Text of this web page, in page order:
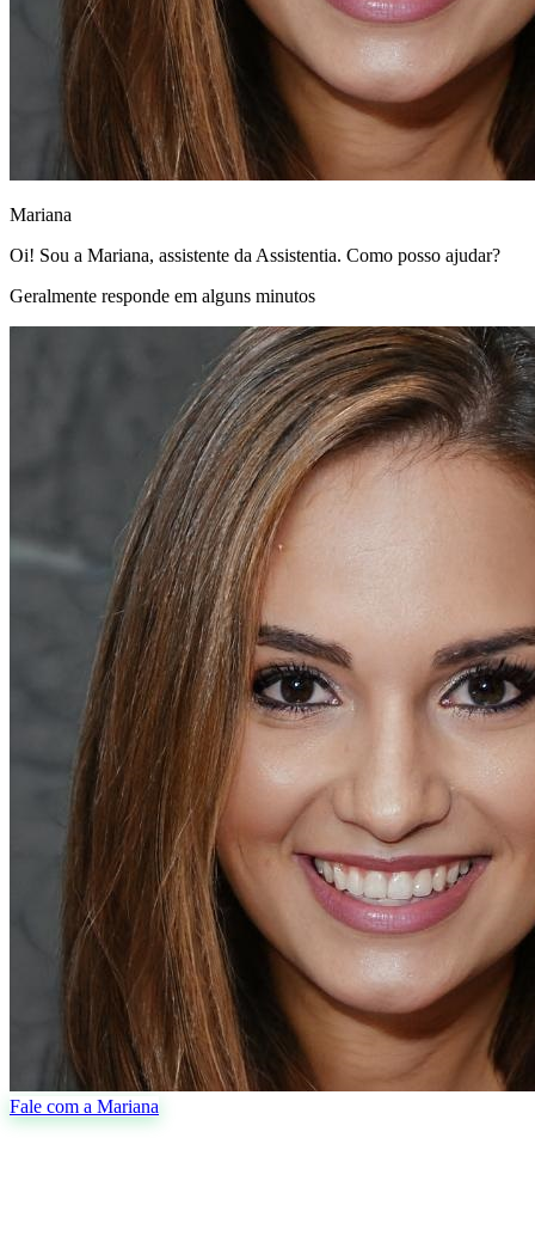
Mariana
Oi! Sou a Mariana, assistente da Assistentia. Como posso ajudar?
Geralmente responde em alguns minutos
Fale com a Mariana